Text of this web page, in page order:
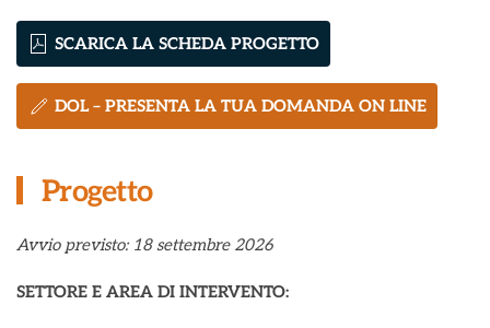
SCARICA LA SCHEDA PROGETTO
DOL – PRESENTA LA TUA DOMANDA ON LINE
Progetto
Avvio previsto: 18 settembre 2026
SETTORE E AREA DI INTERVENTO: